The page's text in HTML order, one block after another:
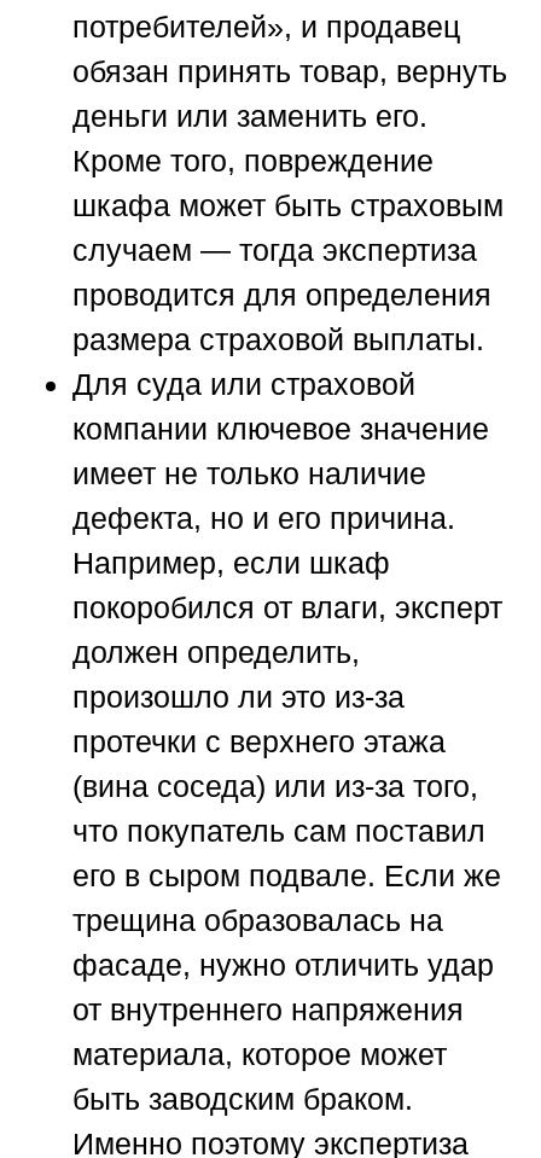
потребителей», и продавец
обязан принять товар, вернуть
деньги или заменить его.
Кроме того, повреждение
шкафа может быть страховым
случаем — тогда экспертиза
проводится для определения
размера страховой выплаты.
Для суда или страховой
компании ключевое значение
имеет не только наличие
дефекта, но и его причина.
Например, если шкаф
покоробился от влаги, эксперт
должен определить,
произошло ли это из-за
протечки с верхнего этажа
(вина соседа) или из-за того,
что покупатель сам поставил
его в сыром подвале. Если же
трещина образовалась на
фасаде, нужно отличить удар
от внутреннего напряжения
материала, которое может
быть заводским браком.
Именно поэтому экспертиза